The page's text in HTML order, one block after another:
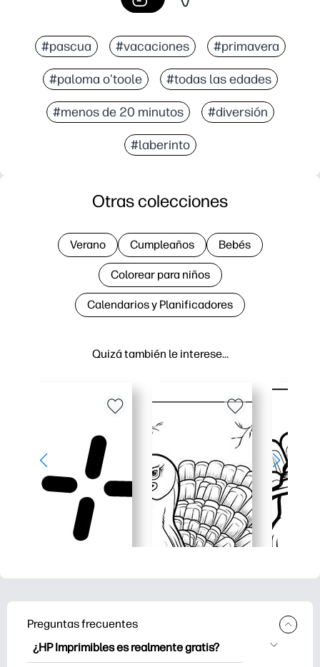
#pascua #vacaciones #primavera
#paloma o'toole #todas las edades
#menos de 20 minutos #diversión
#laberinto
Quizá también le interese…
Otras colecciones
Verano Cumpleaños Bebés
Colorear para niños
Calendarios y Planificadores
Preguntas frecuentes
¿HP Imprimibles es realmente gratis?